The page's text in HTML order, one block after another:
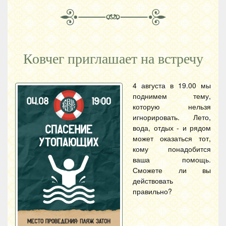
Ковчег приглашает на встречу
4 августа в 19.00 мы
поднимем тему,
которую нельзя
игнорировать. Лето,
вода, отдых - и рядом
может оказаться тот,
кому понадобится
ваша помощь.
Сможете ли вы
действовать
правильно?